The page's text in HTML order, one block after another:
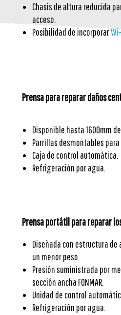
Chasis de altura reducida
acceso.
Posibilidad de incorporar
Prensa para reparar daños
Disponible hasta 1600mm
Parrillas desmontables
Caja de control automática.
Refrigeración por agua.
Prensa portátil para reparar
Diseñada con estructura
un menor peso.
Presión suministrada por
sección ancha FONMAR.
Unidad de control
Refrigeración por agua.